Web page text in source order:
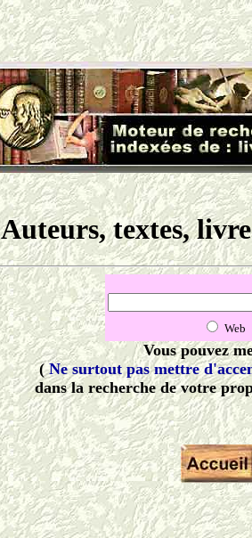
Auteurs, textes,
Web
Vous pouvez
(Ne surtout pas mettre
dans la recherche de votre